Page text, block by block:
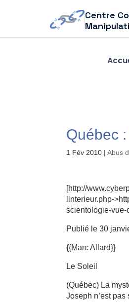
Centre
Québec
1 Fév 2010 |Abus
[http://
linterieur.php-
scientologie-vue-
Publié le 30
{{Marc Allard}}
Le Soleil
(Québec) La
Joseph n’est